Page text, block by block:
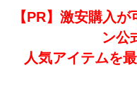
【PR】激安購入
ン公
人気アイテムを